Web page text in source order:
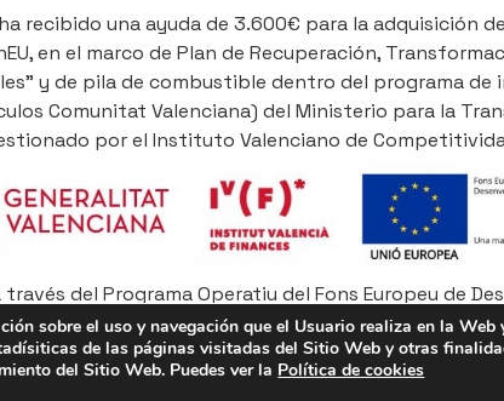
sobre el uso y navegación que el Usuario realiza en la Web
de las páginas visitadas del Sitio Web y otras
del Sitio Web. Puedes ver la Política de cookies
recibido una ayuda de 3.600€ para la adquisición
en el marco de Plan de Recuperación,
y de pila de combustible dentro del programa de
Comunitat Valenciana) del Ministerio para la
por el Instituto Valenciano de
del Programa Operatiu del Fons Europeu de
2014-2020, com a part de la resposta de la Unió a la